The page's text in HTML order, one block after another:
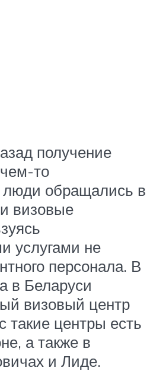
получение
то
обращались в
визовые
услугами не
персонала. В
в Беларуси
визовый центр
такие центры есть
а также в
и Лиде.